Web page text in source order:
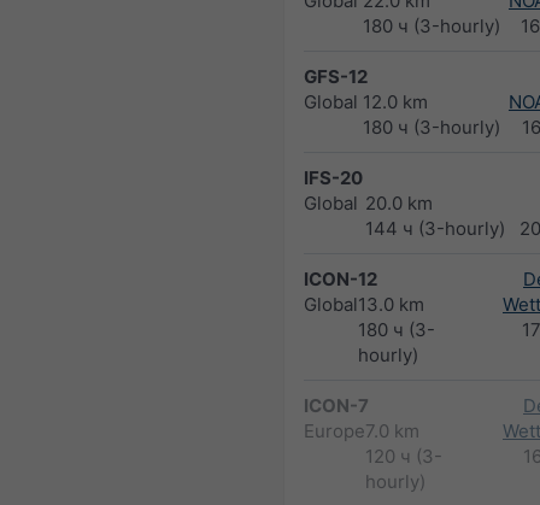
180 ч (3-hourly)
GFS-12
Global 12.0 km
180 ч (3-hourly)
IFS-20
Global 20.0 km
144 ч (3-hourly)
ICON-12
Global13.0 km
180 ч (3-
hourly)
ICON-7
Europe7.0 km
120 ч (3-
hourly)